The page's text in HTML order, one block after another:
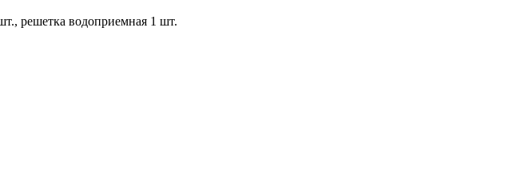
решетка водоприемная 1 шт.